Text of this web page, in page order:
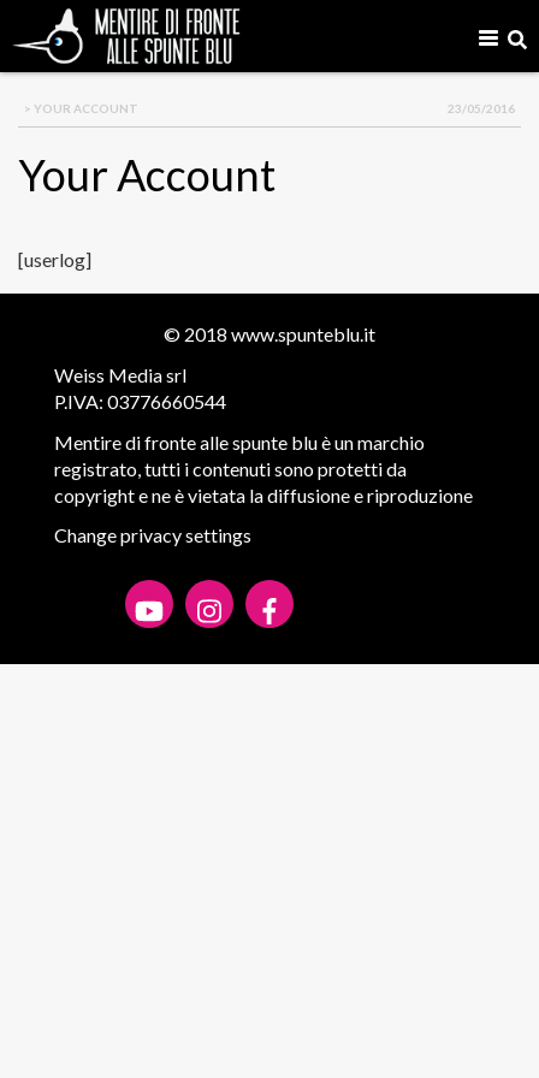
> YOUR ACCOUNT 23/05/2016
Your Account
[userlog]
© 2018 www.spunteblu.it
Weiss Media srl
P.IVA: 03776660544
Mentire di fronte alle spunte blu è un marchio
registrato, tutti i contenuti sono protetti da
copyright e ne è vietata la diffusione e riproduzione
Change privacy settings